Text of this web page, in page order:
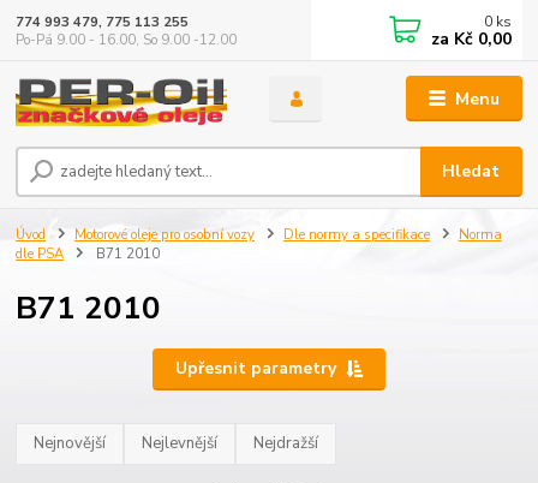
Menu
Hledat
774 993 479, 775 113 255
Po-Pá 9.00 - 16.00, So 9.00 -12.00
0 ks
za Kč 0,00
Úvod Motorové oleje pro osobní vozy Dle normy a specifikace
Norma
dle PSA
B71 2010
B71 2010
Upřesnit parametry
Nejnovější Nejlevnější Nejdražší